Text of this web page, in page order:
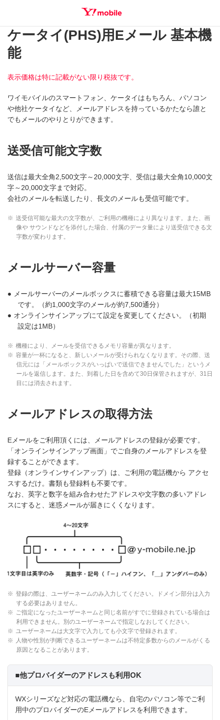
SEARCH
ケータイ(PHS)用Eメール 基本機
能
表示価格は特に記載がない限り税抜です。
ワイモバイルのスマートフォン、ケータイはもちろん、パソコン
や他社ケータイなど、メールアドレスを持っているかたなら誰と
でもメールのやりとりができます。
送受信可能文字数
送信は最大全角2,500文字～20,000文字、受信は最大全角10,000文
字～20,000文字まで対応。
会社のメールを転送したり、長文のメールも受信可能です。
※ 送受信可能な最大の文字数が、ご利用の機種により異なります。また、画
像や サウンドなどを添付した場合、付属のデータ量により送受信できる文
字数が変わります。
メールサーバー容量
● メールサーバーのメールボックスに蓄積できる容量は最大15MB
です。（約1,000文字のメールが約7,500通分）
● オンラインサインアップにて設定を変更してください。（初期
設定は1MB）
※ 機種により、メールを受信できるメモリ容量が異なります。
※ 容量が一杯になると、新しいメールが受けられなくなります。その際、送
信元には「メールボックスがいっぱいで送信できませんでした」というメ
ールを返信します。また、到着した日を含めて30日保管されますが、31日
目には消去されます。
メールアドレスの取得方法
Eメールをご利用頂くには、メールアドレスの登録が必要です。
「オンラインサインアップ画面」でご自身のメールアドレスを登
録することができます。
登録（オンラインサインアップ）は、ご利用の電話機から アクセ
スするだけ。書類も登録料も不要です。
なお、英字と数字を組み合わせたアドレスや文字数の多いアドレ
スにすると、迷惑メールが届きにくくなります。
※ 登録の際は、ユーザーネームのみ入力してください。ドメイン部分は入力
する必要はありません。
※
ご指定になったユーザーネームと同じ名前がすでに登録されている場合は
利用できません。別のユーザーネームで指定しなおしてください。
※ ユーザーネームは大文字で入力しても小文字で登録されます。
※
人物や性別が判断できるユーザーネームは不特定多数からのメールがくる
原因となることがあります。
■他プロバイダーのアドレスも利用OK
WXシリーズなど対応の電話機なら、自宅のパソコン等でご利
用中のプロバイダーのEメールアドレスを利用できます。